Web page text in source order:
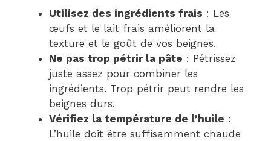
Utilisez des ingrédients frais : Les
œufs et le lait frais améliorent la
texture et le goût de vos beignes.
Ne pas trop pétrir la pâte : Pétrissez
juste assez pour combiner les
ingrédients. Trop pétrir peut rendre les
beignes durs.
Vérifiez la température de l’huile :
L’huile doit être suffisamment chaude